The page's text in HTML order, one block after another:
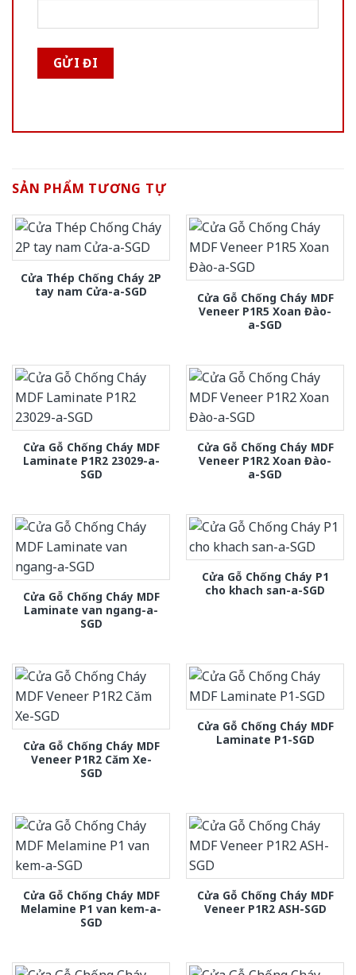
SẢN PHẨM TƯƠNG TỰ
Cửa Thép Chống Cháy 2P
tay nam Cửa-a-SGD
Cửa Gỗ Chống Cháy MDF
Veneer P1R5 Xoan Đào-
a-SGD
Cửa Gỗ Chống Cháy MDF
Laminate P1R2 23029-a-
SGD
Cửa Gỗ Chống Cháy MDF
Veneer P1R2 Xoan Đào-
a-SGD
Cửa Gỗ Chống Cháy MDF
Laminate van ngang-a-
SGD
Cửa Gỗ Chống Cháy P1
cho khach san-a-SGD
Cửa Gỗ Chống Cháy MDF
Veneer P1R2 Căm Xe-
SGD
Cửa Gỗ Chống Cháy MDF
Laminate P1-SGD
Cửa Gỗ Chống Cháy MDF
Melamine P1 van kem-a-
SGD
Cửa Gỗ Chống Cháy MDF
Veneer P1R2 ASH-SGD